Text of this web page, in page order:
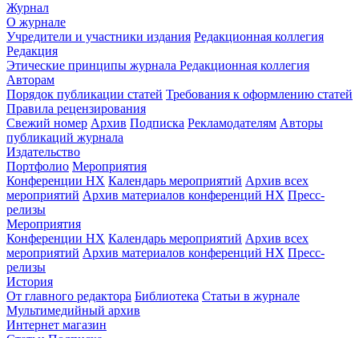
Журнал
О журнале
Учредители и участники издания Редакционная коллегия
Редакция
Этические принципы журнала Редакционная коллегия
Авторам
Порядок публикации статей Требования к оформлению статей
Правила рецензирования
Свежий номер Архив Подписка Рекламодателям Авторы
публикаций журнала
Издательство
Портфолио Мероприятия
Конференции НХ Календарь мероприятий Архив всех
мероприятий Архив материалов конференций НХ Пресс-
релизы
Мероприятия
Конференции НХ Календарь мероприятий Архив всех
мероприятий Архив материалов конференций НХ Пресс-
релизы
История
От главного редактора Библиотека Статьи в журнале
Мультимедийный архив
Интернет магазин